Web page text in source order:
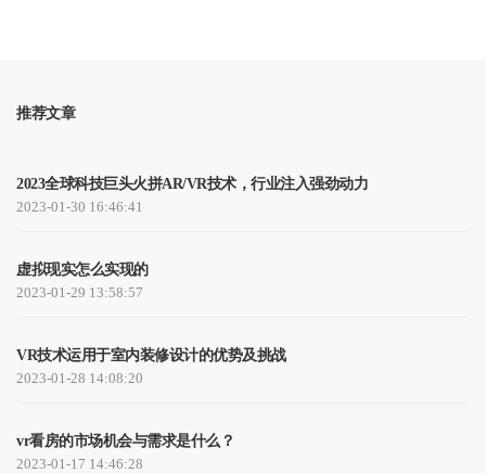
推荐文章
2023全球科技巨头火拼AR/VR技术，行业注入强劲动力
2023-01-30 16:46:41
虚拟现实怎么实现的
2023-01-29 13:58:57
VR技术运用于室内装修设计的优势及挑战
2023-01-28 14:08:20
vr看房的市场机会与需求是什么？
2023-01-17 14:46:28